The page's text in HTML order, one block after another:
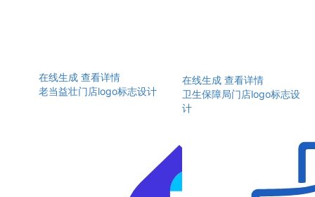
在线生成 查看详情
老当益壮门店logo标志设计
在线生成 查看详情
卫生保障局门店logo标志设
计